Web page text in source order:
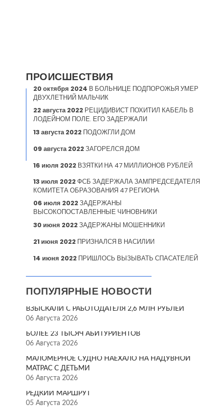
ПРОИСШЕСТВИЯ
20 октября 2024 В БОЛЬНИЦЕ ПОДПОРОЖЬЯ УМЕР
ДВУХЛЕТНИЙ МАЛЬЧИК
22 августа 2022 РЕЦИДИВИСТ ПОХИТИЛ КАБЕЛЬ В
ЛОДЕЙНОМ ПОЛЕ. ЕГО ЗАДЕРЖАЛИ
13 августа 2022 ПОДОЖГЛИ ДОМ
09 августа 2022ЗАГОРЕЛСЯ ДОМ
16 июля 2022 ВЗЯТКИ НА 47 МИЛЛИОНОВ РУБЛЕЙ
13 июля 2022ФСБ ЗАДЕРЖАЛА ЗАМПРЕДСЕДАТЕЛЯ
КОМИТЕТА ОБРАЗОВАНИЯ 47 РЕГИОНА
06 июля 2022ЗАДЕРЖАНЫ
ВЫСОКОПОСТАВЛЕННЫЕ ЧИНОВНИКИ
30 июня 2022ЗАДЕРЖАНЫ МОШЕННИКИ
21 июня 2022 ПРИЗНАЛСЯ В НАСИЛИИ
14 июня 2022 ПРИШЛОСЬ ВЫЗЫВАТЬ СПАСАТЕЛЕЙ
ПОПУЛЯРНЫЕ НОВОСТИ
ВЗЫСКАЛИ С РАБОТОДАТЕЛЯ 2,6 МЛН РУБЛЕЙ
06 Августа 2026
БОЛЕЕ 23 ТЫСЯЧ АБИТУРИЕНТОВ
06 Августа 2026
МАЛОМЕРНОЕ СУДНО НАЕХАЛО НА НАДУВНОЙ
МАТРАС С ДЕТЬМИ
06 Августа 2026
РЕДКИЙ МАРШРУТ
05 Августа 2026